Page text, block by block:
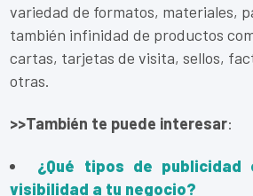
variedad de formatos, materiales,
también infinidad de productos
cartas, tarjetas de visita, sellos,
otras.
>>También te puede interesar:
¿Qué tipos de
visibilidad a tu negocio?